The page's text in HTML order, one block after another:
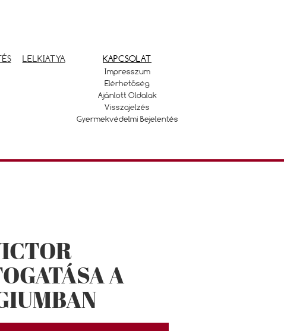
LELKIATYA KAPCSOLAT
Impresszum
Elérhetőség
Ajánlott Oldalak
Visszajelzés
Gyermekvédelmi Bejelentés
A